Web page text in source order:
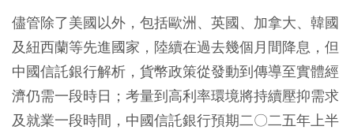
儘管除了美國以外，包括歐洲、英國、加拿大、韓國
及紐西蘭等先進國家，陸續在過去幾個月間降息，但
中國信託銀行解析，貨幣政策從發動到傳導至實體經
濟仍需一段時日；考量到高利率環境將持續壓抑需求
及就業一段時間，中國信託銀行預期二〇二五年上半